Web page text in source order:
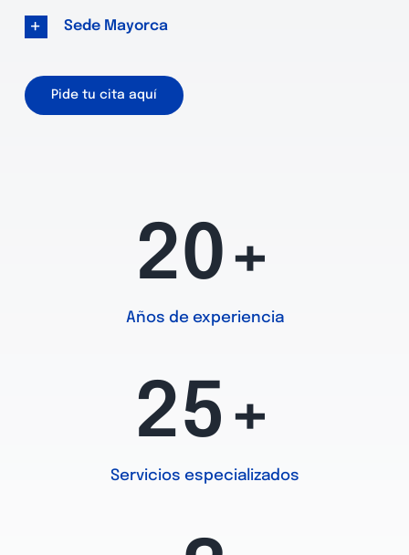
Sede Mayorca
Pide tu cita aquí
20+
Años de experiencia
25+
Servicios especializados